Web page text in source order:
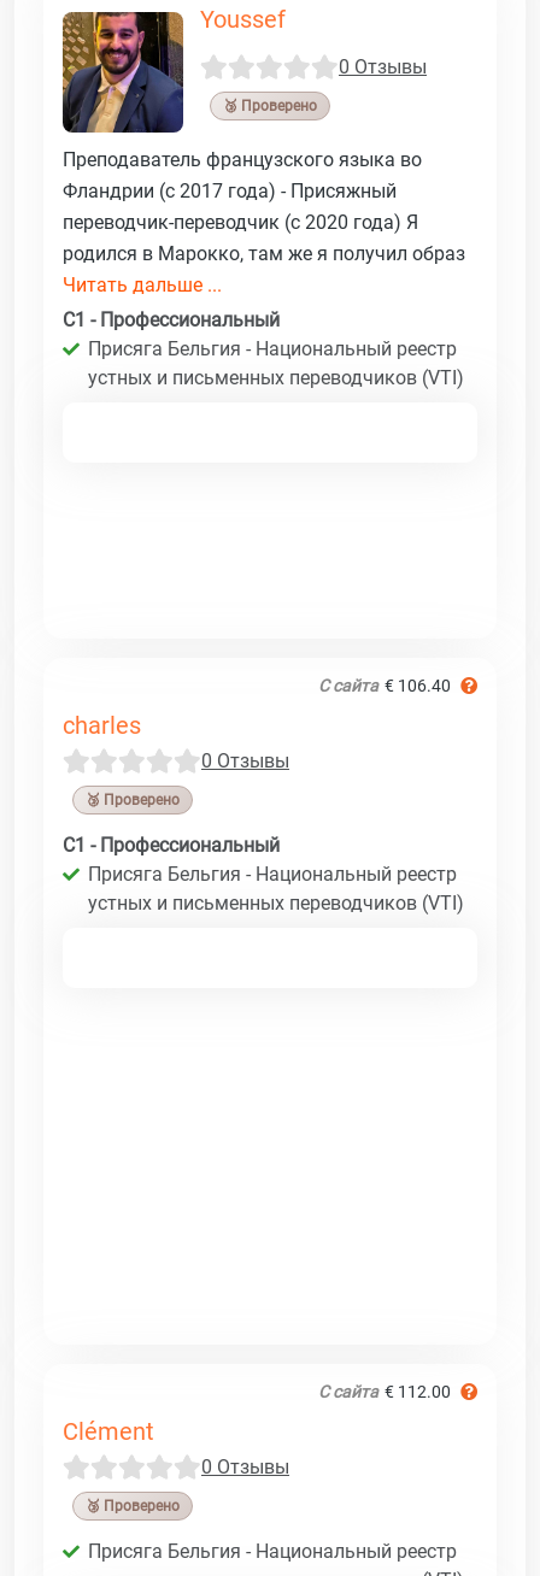
Youssef
0 Отзывы
🥉 Проверено
Преподаватель французского языка во
Фландрии (с 2017 года) - Присяжный
переводчик-переводчик (с 2020 года) Я
родился в Марокко, там же я получил образ
Читать дальше ...
C1 - Профессиональный
Присяга Бельгия - Национальный реестр
устных и письменных переводчиков (VTI)
С сайта € 106.40
charles
0 Отзывы
🥉 Проверено
C1 - Профессиональный
Присяга Бельгия - Национальный реестр
устных и письменных переводчиков (VTI)
С сайта € 112.00
Clément
0 Отзывы
🥉 Проверено
Присяга Бельгия - Национальный реестр